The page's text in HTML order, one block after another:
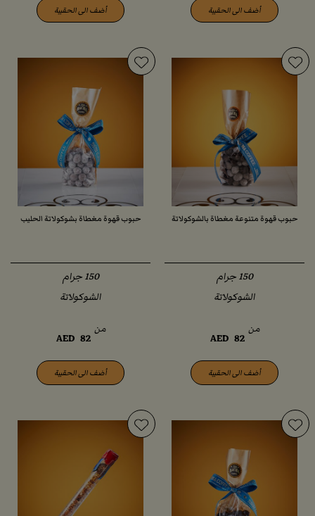
أضف الى الحقيبة أضف الى الحقيبة
حبوب قهوة متنوعة مغطاة بالشوكولاتة
‏150 جرام
الشوكولاتة
من
AED 82
أضف الى الحقيبة
حبوب قهوة مغطاة بشوكولاتة الحليب
‏150 جرام
الشوكولاتة
من
AED 82
أضف الى الحقيبة